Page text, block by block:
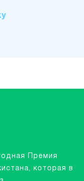
Премия
которая в